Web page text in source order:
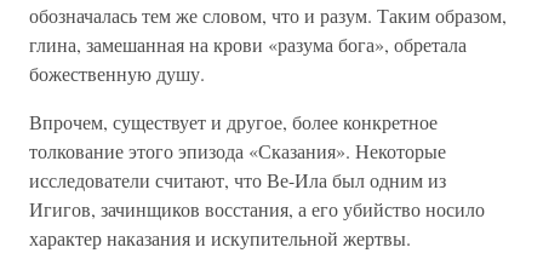
обозначалась тем же словом, что и разум. Таким образом,
глина, замешанная на крови «разума бога», обретала
божественную душу.
Впрочем, существует и другое, более конкретное
толкование этого эпизода «Сказания». Некоторые
исследователи считают, что Ве-Ила был одним из
Игигов, зачинщиков восстания, а его убийство носило
характер наказания и искупительной жертвы.